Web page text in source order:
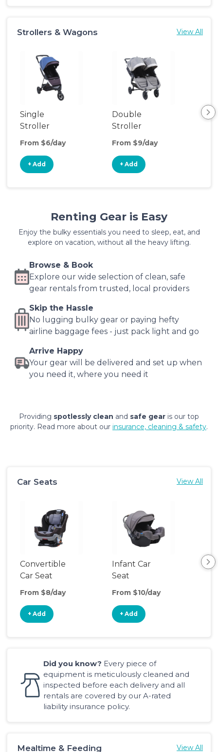
Strollers & Wagons View All
Single
Stroller
From $6/day
+ Add
Double
Stroller
From $9/day
+ Add
Renting Gear is Easy
Enjoy the bulky essentials you need to sleep, eat, and
explore on vacation, without all the heavy lifting.
Browse & Book
Explore our wide selection of clean, safe
gear rentals from trusted, local providers
Skip the Hassle
No lugging bulky gear or paying hefty
airline baggage fees - just pack light and go
Arrive Happy
Your gear will be delivered and set up when
you need it, where you need it
Providing spotlessly clean and safe gear is our top
priority. Read more about our insurance, cleaning & safety.
Car Seats View All
Convertible
Car Seat
From $8/day
+ Add
Infant Car
Seat
From $10/day
+ Add
Did you know? Every piece of
equipment is meticulously cleaned and
inspected before each delivery and all
rentals are covered by our A-rated
liability insurance policy.
Mealtime & Feeding View All